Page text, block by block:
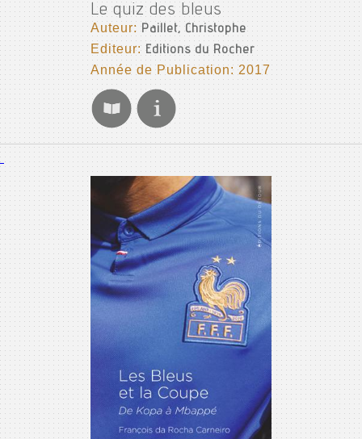
Le quiz des bleus
Auteur:Paillet, Christophe
Editeur: Editions du Rocher
Année de Publication: 2017